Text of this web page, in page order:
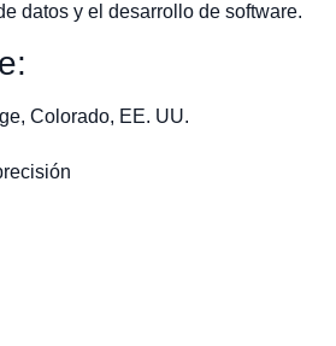
datos y el desarrollo de software.
Colorado, EE. UU.